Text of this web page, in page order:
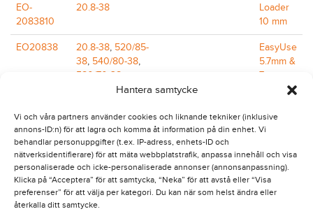
Hantera samtycke
Vi och våra partners använder cookies och liknande tekniker (inklusive
annons-ID:n) för att lagra och komma åt information på din enhet. Vi
behandlar personuppgifter (t.ex. IP-adress, enhets-ID och
nätverksidentifierare) för att mäta webbplatstrafik, anpassa innehåll och visa
personaliserade och icke-personaliserade annonser (annonsanpassning).
Klicka på “Acceptera” för att samtycka, “Neka” för att avstå eller “Visa
preferenser” för att välja per kategori. Du kan när som helst ändra eller
återkalla ditt samtycke.
EO-
2083810
20.8-38
Loader
10 mm
EO20838 20.8-38, 520/85-
38, 540/80-38,
580/70-38
EasyUse
5.7mm &
7mm
38,540/80-38,
580/70-38
5.7mm &
7mm